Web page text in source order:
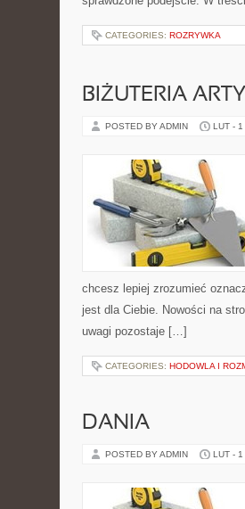
CATEGORIES: ROZRYWKA
BIŻUTERIA
POSTED BY ADMIN LUT -
chcesz lepiej zrozumieć
jest dla Ciebie. Nowości na
uwagi pozostaje […]
CATEGORIES: HODOWLA I
DANIA
POSTED BY ADMIN LUT -